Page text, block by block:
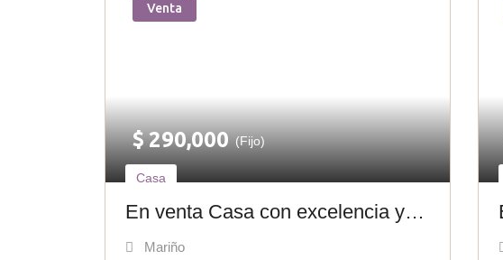
Venta
$290,000 (Fijo)
Casa
En venta Casa con excelencia y
amplitud en Costa Azul C-012
Mariño